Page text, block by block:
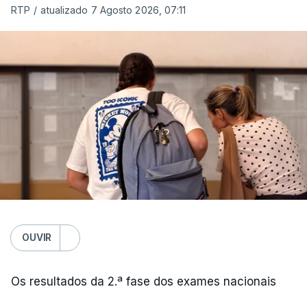
RTP / atualizado 7 Agosto 2026, 07:11
OUVIR
Os resultados da 2.ª fase dos exames nacionais